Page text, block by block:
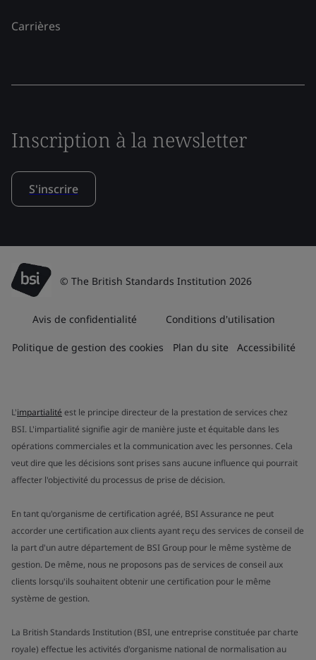
Carrières
Inscription à la newsletter
S'inscrire
© The British Standards Institution 2026
Avis de confidentialité Conditions d'utilisation
Politique de gestion des cookies Plan du site Accessibilité
L'impartialité est le principe directeur de la prestation de services chez
BSI. L'impartialité signifie agir de manière juste et équitable dans les
opérations commerciales et la communication avec les personnes. Cela
veut dire que les décisions sont prises sans aucune influence qui pourrait
affecter l'objectivité du processus de prise de décision.
En tant qu'organisme de certification agréé, BSI Assurance ne peut
accorder une certification aux clients ayant reçu des services de conseil de
la part d'un autre département de BSI Group pour le même système de
gestion. De même, nous ne proposons pas de services de conseil aux
clients lorsqu'ils souhaitent obtenir une certification pour le même
système de gestion.
La British Standards Institution (BSI, une entreprise constituée par charte
royale) effectue les activités d'organisme national de normalisation au